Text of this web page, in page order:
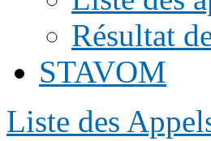
Résultat
STAVOM
Liste des